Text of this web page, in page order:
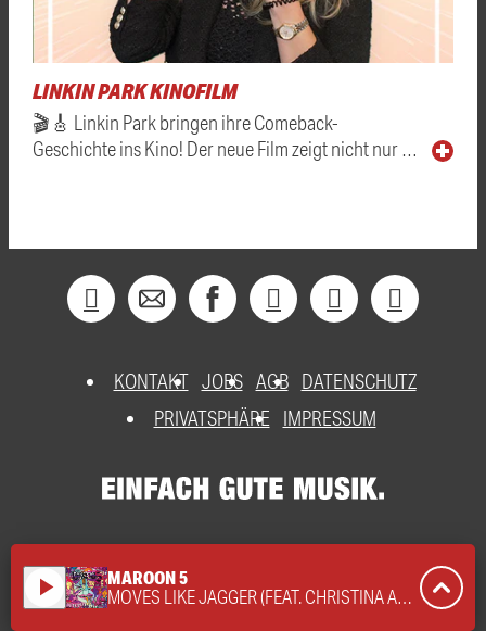
LINKIN PARK KINOFILM
🎬🎸 Linkin Park bringen ihre Comeback-
Geschichte ins Kino! Der neue Film zeigt nicht nur …
KONTAKT JOBS AGB DATENSCHUTZ
PRIVATSPHÄRE
IMPRESSUM
play_arrow MAROON 5
MOVES LIKE JAGGER (FEAT. CHRISTINA AGUILERA)